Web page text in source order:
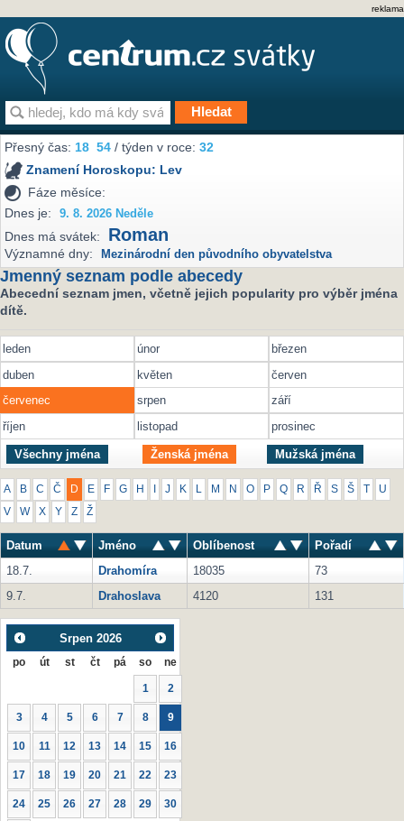
reklama
Přesný čas:18 54 / týden v roce:32
Znamení Horoskopu: Lev
Fáze měsíce:
Dnes je:
9. 8. 2026 Neděle
Dnes má svátek: Roman
Významné dny: Mezinárodní den původního obyvatelstva
Jmenný seznam podle abecedy
Abecední seznam jmen, včetně jejich popularity pro výběr jména
dítě.
leden únor
březen
duben
květen
červen
červenec
srpen
září
říjen
listopad prosinec
Všechny jména Ženská jména Mužská jména
A B C Č D E F G H J K M N O P Q R Ř S Š U
V W X Y Z Ž
Datum Jméno Oblíbenost
Pořadí
18.7.
Drahomíra 18035
73
9.7.
Drahoslava 4120 131
Srpen 2026
po út st čt pá so ne
1 2
3 4 5 6 7 8 9
10 11 12 13 14 15 16
17 18 19 20 21 22 23
24 25 26 27 28 29 30